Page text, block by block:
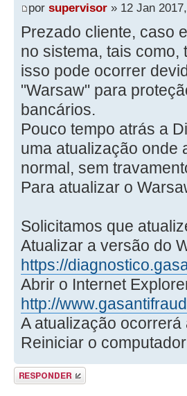
por supervisor » 12 Jan
Prezado cliente, caso
no sistema, tais como,
isso pode ocorrer
"Warsaw" para
bancários.
Pouco tempo atrás a
uma atualização onde
normal, sem
Para atualizar o
Solicitamos que
Atualizar a versão do
https://
Abrir o Internet
http://
A atualização ocorrerá
Reiniciar o
Responder